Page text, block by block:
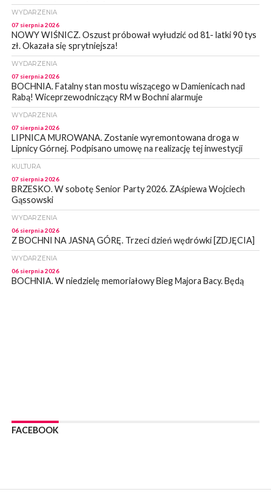
WYDARZENIA
07 sierpnia 2026
NOWY WIŚNICZ. Oszust próbował wyłudzić od 81- latki 90 tys
zł. Okazała się sprytniejsza!
WYDARZENIA
07 sierpnia 2026
BOCHNIA. Fatalny stan mostu wiszącego w Damienicach nad
Rabą! Wiceprzewodniczący RM w Bochni alarmuje
WYDARZENIA
07 sierpnia 2026
LIPNICA MUROWANA. Zostanie wyremontowana droga w
Lipnicy Górnej. Podpisano umowę na realizację tej inwestycji
KULTURA
07 sierpnia 2026
BRZESKO. W sobotę Senior Party 2026. ZAśpiewa Wojciech
Gąssowski
WYDARZENIA
06 sierpnia 2026
Z BOCHNI NA JASNĄ GÓRĘ. Trzeci dzień wędrówki [ZDJĘCIA]
WYDARZENIA
06 sierpnia 2026
BOCHNIA. W niedzielę memoriałowy Bieg Majora Bacy. Będą
06 sierpnia 2026
POWIAT BRZESKI. W Wytrzyszczce karetka zderzyła się z
FACEBOOK